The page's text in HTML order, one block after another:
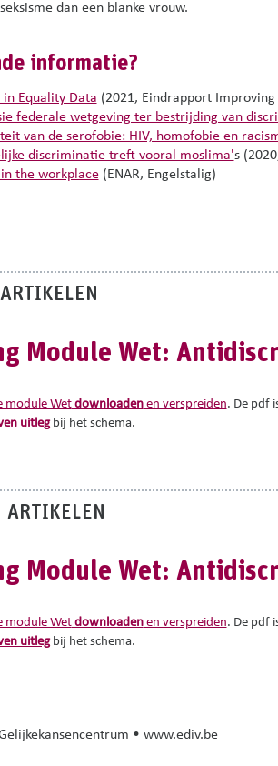
dan een blanke vrouw.
informatie?
Equality Data (2021, Eindrapport
federale wetgeving ter bestrijding van
van de serofobie: HIV, homofobie en
discriminatie treft vooral moslima's
the workplace(ENAR, Engelstalig)
Module Wet:
module Wet downloadenen verspreiden. De pdf
uitlegbij het schema.
ARTIKELEN
Module Wet:
module Wet downloadenen verspreiden. De pdf
uitlegbij het schema.
• www.ediv.be